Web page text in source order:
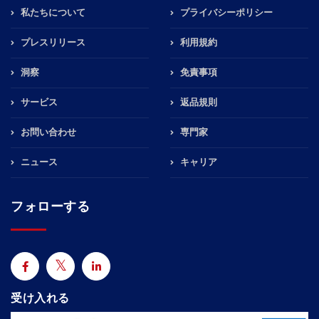
私たちについて
プレスリリース
洞察
サービス
お問い合わせ
ニュース
プライバシーポリシー
利用規約
免責事項
返品規則
専門家
キャリア
フォローする
受け入れる